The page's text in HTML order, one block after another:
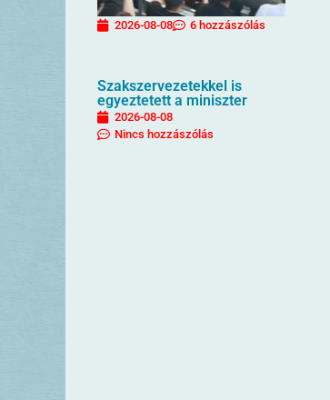
2026-08-08 6 hozzászólás
Szakszervezetekkel is
egyeztetett a miniszter
2026-08-08
Nincs hozzászólás